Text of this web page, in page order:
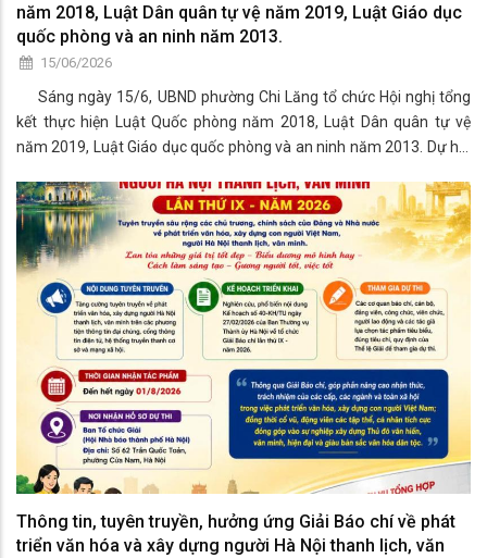
năm 2018, Luật Dân quân tự vệ năm 2019, Luật Giáo dục
quốc phòng và an ninh năm 2013.
15/06/2026
Sáng ngày 15/6, UBND phường Chi Lăng tổ chức Hội nghị tổng
kết thực hiện Luật Quốc phòng năm 2018, Luật Dân quân tự vệ
năm 2019, Luật Giáo dục quốc phòng và an ninh năm 2013. Dự hội
phường; đồng chí L
Thông tin, tuyên truyền, hưởng ứng Giải Báo chí về phát
triển văn hóa và xây dựng người Hà Nội thanh lịch, văn